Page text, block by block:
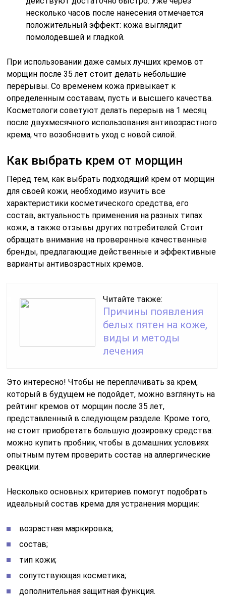
несколько часов после нанесения отмечается
положительный эффект: кожа выглядит
помолодевшей и гладкой.
При использовании даже самых лучших кремов от
морщин после 35 лет стоит делать небольшие
перерывы. Со временем кожа привыкает к
определенным составам, пусть и высшего качества.
Косметологи советуют делать перерыв на 1 месяц
после двухмесячного использования антивозрастного
крема, что возобновить уход с новой силой.
Как выбрать крем от морщин
Перед тем, как выбрать подходящий крем от морщин
для своей кожи, необходимо изучить все
характеристики косметического средства, его
состав, актуальность применения на разных типах
кожи, а также отзывы других потребителей. Стоит
обращать внимание на проверенные качественные
бренды, предлагающие действенные и эффективные
варианты антивозрастных кремов.
Читайте также:
Причины появления
белых пятен на коже,
виды и методы
лечения
Это интересно! Чтобы не переплачивать за крем,
который в будущем не подойдет, можно взглянуть на
рейтинг кремов от морщин после 35 лет,
представленный в следующем разделе. Кроме того,
не стоит приобретать большую дозировку средства:
можно купить пробник, чтобы в домашних условиях
опытным путем проверить состав на аллергические
реакции.
Несколько основных критериев помогут подобрать
идеальный состав крема для устранения морщин:
возрастная маркировка;
состав;
тип кожи;
сопутствующая косметика;
дополнительная защитная функция.